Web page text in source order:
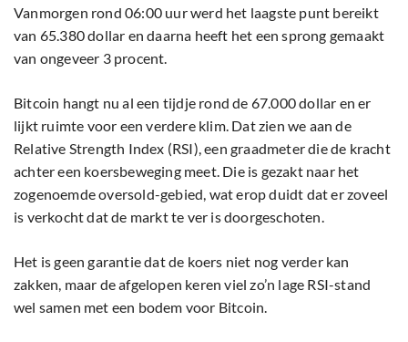
Vanmorgen rond 06:00 uur werd het laagste punt bereikt
van 65.380 dollar en daarna heeft het een sprong gemaakt
van ongeveer 3 procent.
Bitcoin hangt nu al een tijdje rond de 67.000 dollar en er
lijkt ruimte voor een verdere klim. Dat zien we aan de
Relative Strength Index (RSI), een graadmeter die de kracht
achter een koersbeweging meet. Die is gezakt naar het
zogenoemde oversold-gebied, wat erop duidt dat er zoveel
is verkocht dat de markt te ver is doorgeschoten.
Het is geen garantie dat de koers niet nog verder kan
zakken, maar de afgelopen keren viel zo’n lage RSI-stand
wel samen met een bodem voor Bitcoin.